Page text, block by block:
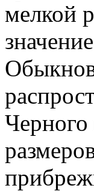
мелкой